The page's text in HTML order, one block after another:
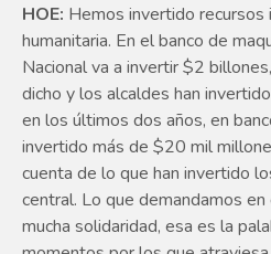
HOE: Hemos invertido
humanitaria. En el banco de
Nacional va a invertir $2
dicho y los alcaldes han
en los últimos dos años, en
invertido más de $20 mil
cuenta de lo que han invertido
central. Lo que demandamos
mucha solidaridad, esa es la